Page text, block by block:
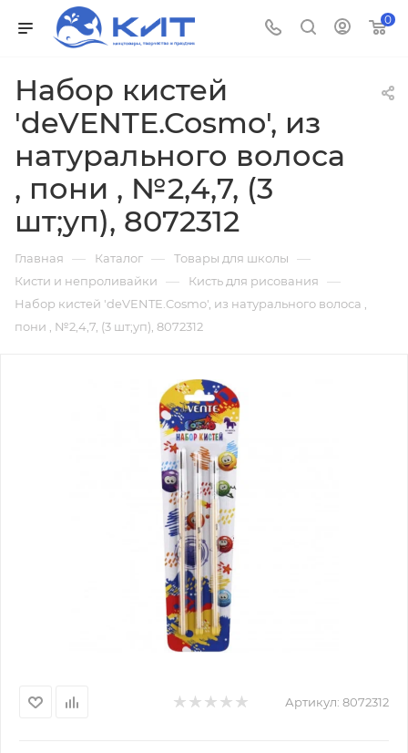
0
Набор кистей
'deVENTE.Cosmo', из
натурального волоса
, пони , №2,4,7, (3
шт;уп), 8072312
Главная — Каталог — Товары для школы —
Кисти и непроливайки — Кисть для рисования —
Набор кистей 'deVENTE.Cosmo', из натурального волоса ,
пони , №2,4,7, (3 шт;уп), 8072312
Артикул: 8072312